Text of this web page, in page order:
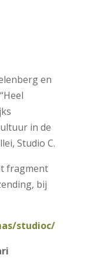
en
in de
Studio C.
fragment
bij
studioc/